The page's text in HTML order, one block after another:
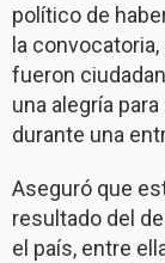
político de
la
fueron
una alegría
durante una
Aseguró que
resultado del
el país, entre